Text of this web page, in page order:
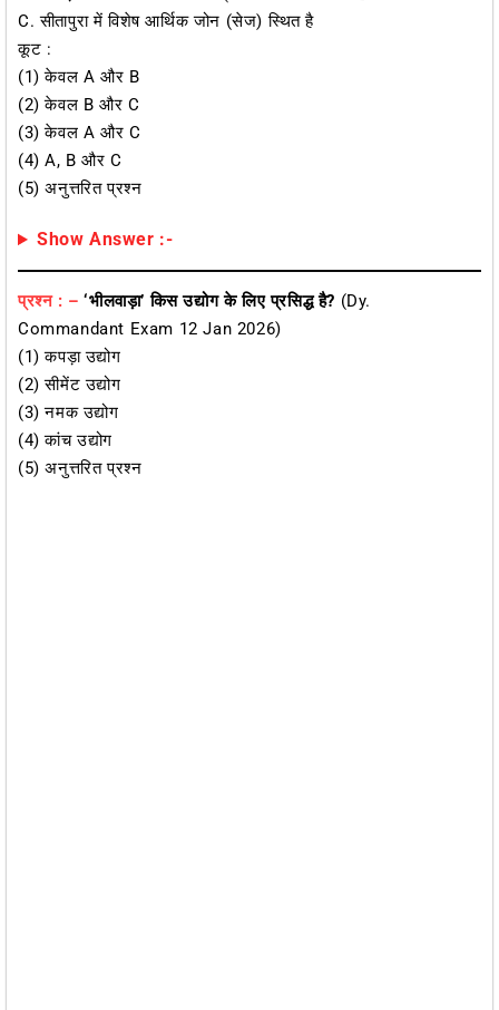
C. सीतापुरा में विशेष आर्थिक जोन (सेज) स्थित है
कूट :
(1) केवल A और B
(2) केवल B और C
(3) केवल A और C
(4) A, B और C
(5) अनुत्तरित प्रश्न
Show Answer :-
प्रश्न : – ‘भीलवाड़ा’ किस उद्योग के लिए प्रसिद्ध है? (Dy.
Commandant Exam 12 Jan 2026)
(1) कपड़ा उद्योग
(2) सीमेंट उद्योग
(3) नमक उद्योग
(4) कांच उद्योग
(5) अनुत्तरित प्रश्न